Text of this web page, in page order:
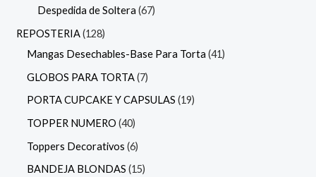
Despedida de Soltera 67
REPOSTERIA 128
Mangas Desechables-Base Para Torta 41
GLOBOS PARA TORTA 7
PORTA CUPCAKE Y CAPSULAS 19
TOPPER NUMERO 40
Toppers Decorativos 6
BANDEJA BLONDAS 15